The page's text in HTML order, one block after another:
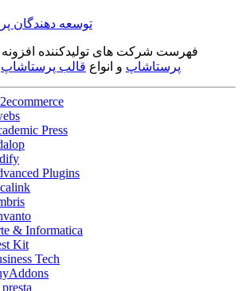
توسعه دهندگان
فهرست شرکت های تولیدکننده افزونه
پرستاشاپ و انواع قالب پرستاشاپ
Press
Plugins
& Informatica
Kit
Tech